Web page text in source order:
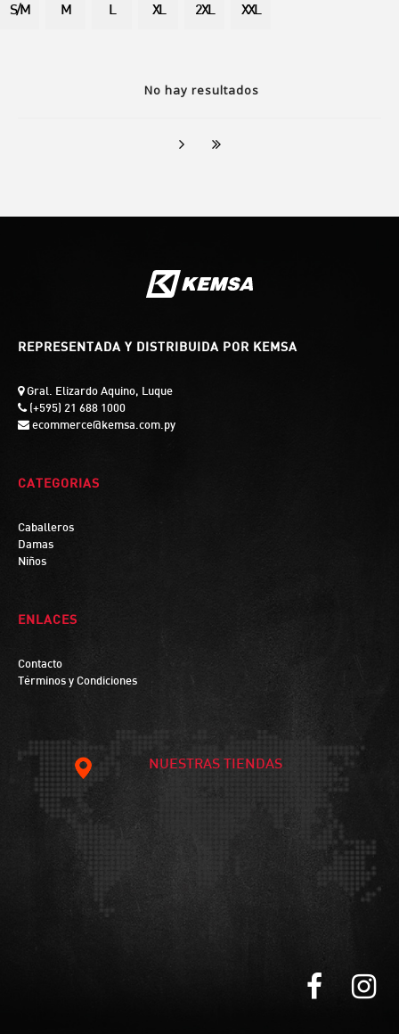
No hay resultados
S/M M L XL 2XL XXL
REPRESENTADA Y DISTRIBUIDA POR KEMSA
Gral. Elizardo Aquino, Luque
(+595) 21 688 1000
ecommerce@kemsa.com.py
CATEGORIAS
Caballeros
Damas
Niños
ENLACES
Contacto
Términos y Condiciones
NUESTRAS TIENDAS